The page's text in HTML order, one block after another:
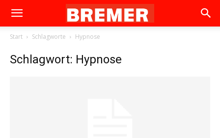
Start Schlagworte Hypnose
Schlagwort: Hypnose